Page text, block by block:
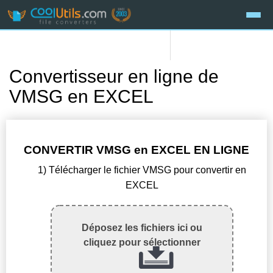
Convertisseur en ligne de
VMSG en EXCEL
CONVERTIR VMSG en EXCEL EN LIGNE
1) Télécharger le fichier VMSG pour convertir en
EXCEL
Déposez les fichiers ici ou
cliquez pour sélectionner